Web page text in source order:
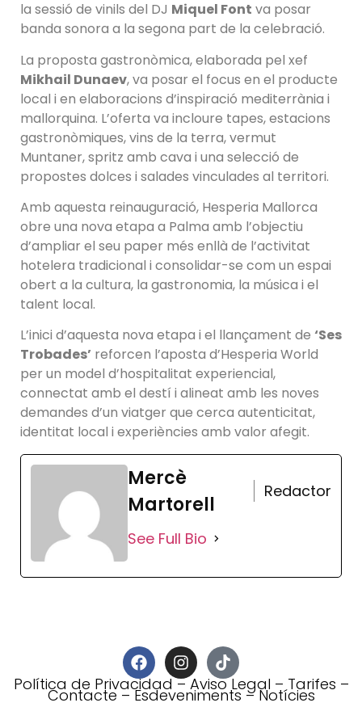
la sessió de vinils del DJ Miquel Font va posar
banda sonora a la segona part de la celebració.
La proposta gastronòmica, elaborada pel xef
Mikhail Dunaev, va posar el focus en el producte
local i en elaboracions d’inspiració mediterrània i
mallorquina. L’oferta va incloure tapes, estacions
gastronòmiques, vins de la terra, vermut
Muntaner, spritz amb cava i una selecció de
propostes dolces i salades vinculades al territori.
Amb aquesta reinauguració, Hesperia Mallorca
obre una nova etapa a Palma amb l’objectiu
d’ampliar el seu paper més enllà de l’activitat
hotelera tradicional i consolidar-se com un espai
obert a la cultura, la gastronomia, la música i el
talent local.
L’inici d’aquesta nova etapa i el llançament de ‘Ses
Trobades’ reforcen l’aposta d’Hesperia World
per un model d’hospitalitat experiencial,
connectat amb el destí i alineat amb les noves
demandes d’un viatger que cerca autenticitat,
identitat local i experiències amb valor afegit.
Mercè
Martorell
Redactor
See Full Bio
Política de Privacidad–Aviso Legal – Tarifes –
Contacte–Esdeveniments–Notícies